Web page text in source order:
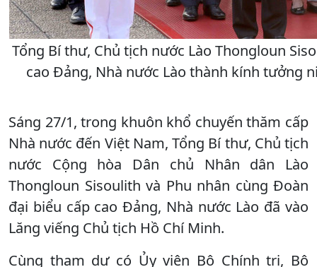
Tổng Bí thư, Chủ tịch nước Lào Thongloun
cao Đảng, Nhà nước Lào thành kính tưởng
Sáng 27/1, trong khuôn khổ chuyến thăm cấp
Nhà nước đến Việt Nam, Tổng Bí thư, Chủ tịch
nước Cộng hòa Dân chủ Nhân dân Lào
Thongloun Sisoulith và Phu nhân cùng Đoàn
đại biểu cấp cao Đảng, Nhà nước Lào đã vào
Lăng viếng Chủ tịch Hồ Chí Minh.
Cùng tham dự có Ủy viên Bộ Chính trị, Bộ